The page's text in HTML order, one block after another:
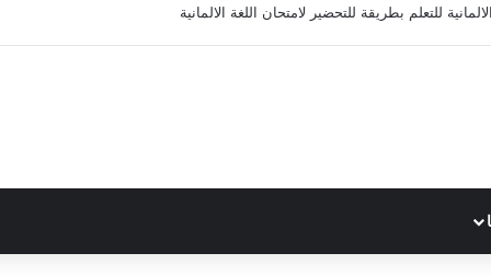
للتعلم بطريقة للتحضير لامتحان اللغة الالمانية